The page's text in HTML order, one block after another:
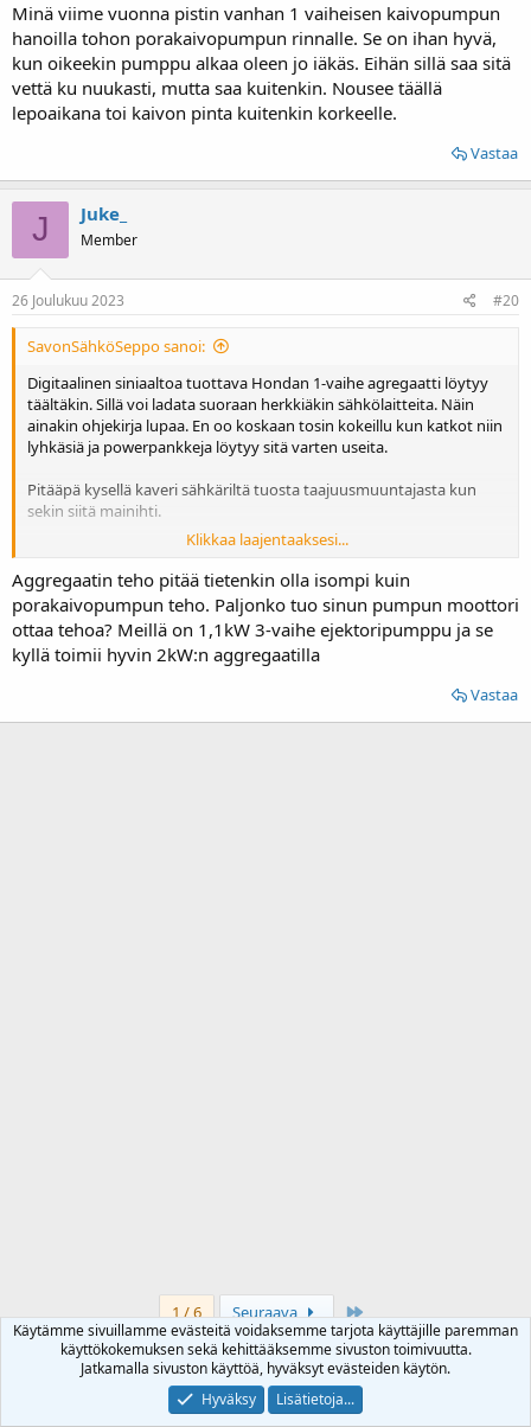
Minä viime vuonna pistin vanhan 1 vaiheisen kaivopumpun
hanoilla tohon porakaivopumpun rinnalle. Se on ihan hyvä,
kun oikeekin pumppu alkaa oleen jo iäkäs. Eihän sillä saa sitä
vettä ku nuukasti, mutta saa kuitenkin. Nousee täällä
lepoaikana toi kaivon pinta kuitenkin korkeelle.
Vastaa
J Juke_
Member
26 Joulukuu 2023 #20
SavonSähköSeppo sanoi:
Digitaalinen siniaaltoa tuottava Hondan 1-vaihe agregaatti löytyy
täältäkin. Sillä voi ladata suoraan herkkiäkin sähkölaitteita. Näin
ainakin ohjekirja lupaa. En oo koskaan tosin kokeillu kun katkot niin
lyhkäsiä ja powerpankkeja löytyy sitä varten useita.
Pitääpä kysellä kaveri sähkäriltä tuosta taajuusmuuntajasta kun
sekin siitä mainihti.
Eikös agren max piikkiteho pidä kuitenkin olla = tai > kun pumpun
ottoteho että se jaksaa lähteä pyörimään?
Klikkaa laajentaaksesi...
Aggregaatin teho pitää tietenkin olla isompi kuin
porakaivopumpun teho. Paljonko tuo sinun pumpun moottori
ottaa tehoa? Meillä on 1,1kW 3-vaihe ejektoripumppu ja se
kyllä toimii hyvin 2kW:n aggregaatilla
Vastaa
1 / 6 Seuraava
Enemmän valintoja...
Luettelo Numeroitu luettelo
Enemmän valintoja...
Lisää linkki
Lisää kuva
HymiötEnemmän valintoja...
Käytämme sivuillamme evästeitä voidaksemme tarjota käyttäjille paremman
käyttökokemuksen sekä kehittääksemme sivuston toimivuutta.
Jatkamalla sivuston käyttöä, hyväksyt evästeiden käytön.
Hyväksy
Lisätietoja...